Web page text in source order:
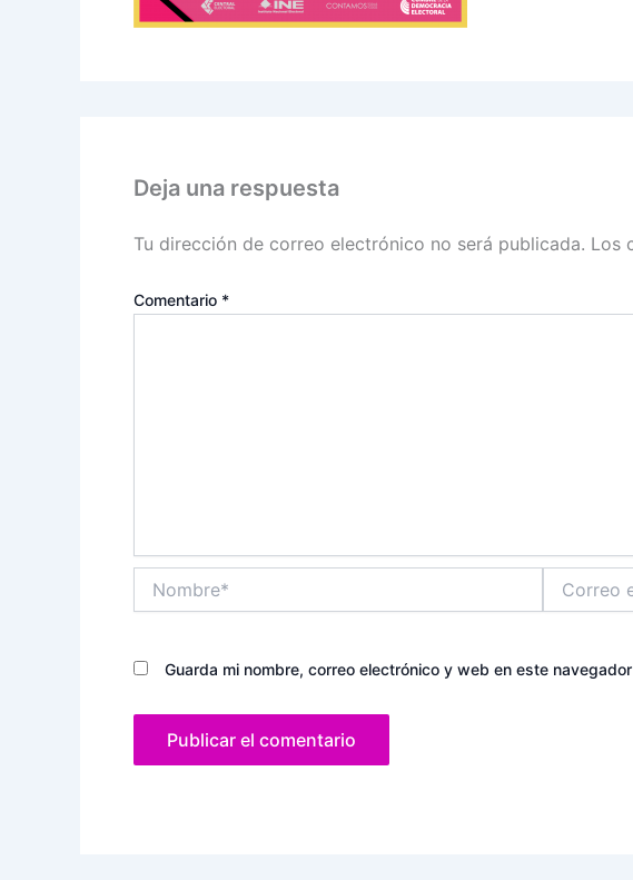
Deja una respuesta
Tu dirección de correo electrónico no será publicada. Los
Comentario *
electrónico*
Guarda mi nombre, correo electrónico y web en este